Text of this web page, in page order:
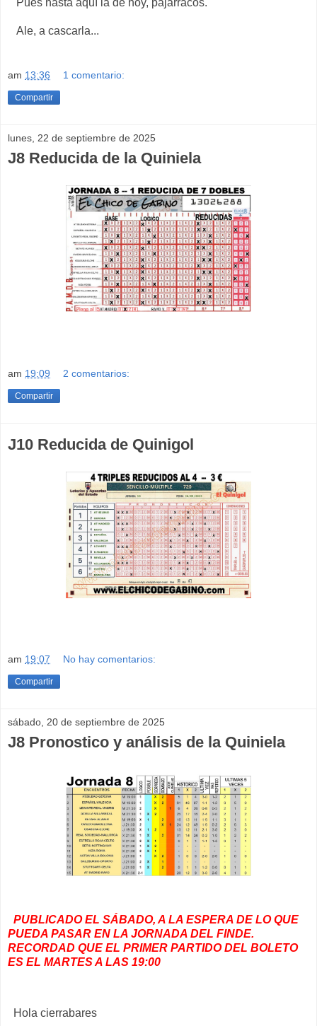
Ale, a cascarla...
am 13:36 1 comentario:
Compartir
lunes, 22 de septiembre de 2025
J8 Reducida de la Quiniela
am 19:09 2 comentarios:
Compartir
J10 Reducida de Quinigol
am 19:07 No hay comentarios:
Compartir
sábado, 20 de septiembre de 2025
J8 Pronostico y análisis de la Quiniela
PUBLICADO EL SÁBADO, A LA ESPERA DE LO QUE
PUEDA PASAR EN LA JORNADA DEL FINDE.
RECORDAD QUE EL PRIMER PARTIDO DEL BOLETO
ES EL MARTES A LAS 19:00
Hola cierrabares